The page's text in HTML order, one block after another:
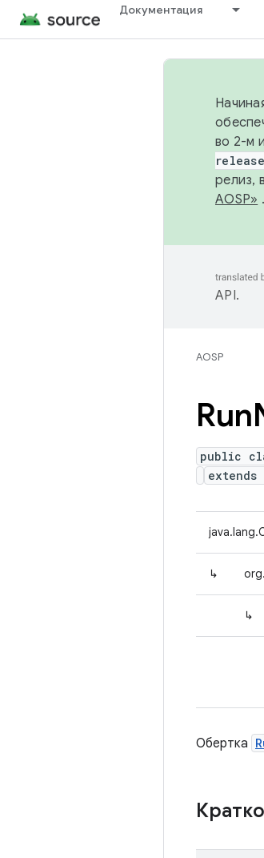
Документация
во 2-м
release
релиз,
AOSP» .
API.
AOSP
Run
public
↳
↳
Обертка